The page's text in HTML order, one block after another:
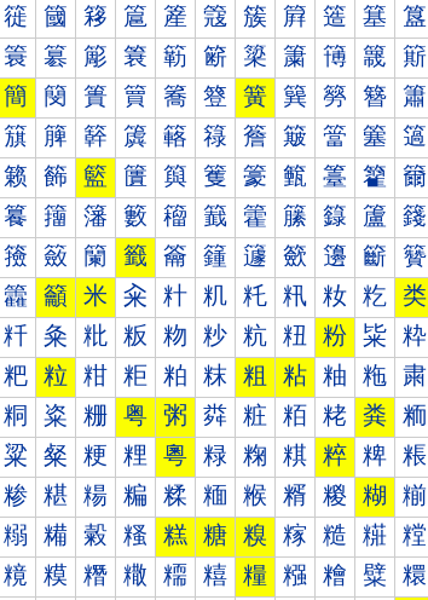
簁 簂 簃 簄 簅 簆 簇 簈 簉 簊 簋
簑 簒 簓 簔 簕 簖 簗 簘 簙 簚 簛
簡 簢 簣 簤 簥 簦 簧 簨 簩 簪 簫
簱 簲 簳 簴 簵 簶 簷 簸 簹 簺 簻
籁 籂 籃 籄 籅 籆 籇 籈 籉 籊 籋
籑 籒 籓 籔 籕 籖 籗 籘 籙 籚 籛
籡 籢 籣 籤 籥 籦 籧 籨 籩 籪 籫
籱 籲 米 籴 籵 籶 籷 籸 籹 籺 类
粁 粂 粃 粄 粅 粆 粇 粈 粉 粊 粋
粑 粒 粓 粔 粕 粖 粗 粘 粙 粚 粛
粡 粢 粣 粤 粥 粦 粧 粨 粩 粪 粫
粱 粲 粳 粴 粵 粶 粷 粸 粹 粺 粻
糁 糂 糃 糄 糅 糆 糇 糈 糉 糊 糋
糑 糒 糓 糔 糕 糖 糗 糘 糙 糚 糛
糡 糢 糣 糤 糥 糦 糧 糨 糩 糪 糫